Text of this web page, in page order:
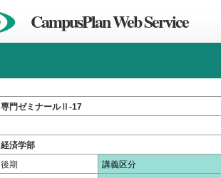
CampusPlan Web Service
専門ゼミナールⅡ-17
経済学部
後期 講義区分